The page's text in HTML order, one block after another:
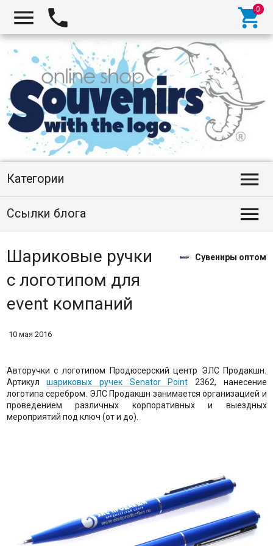
  
Категории 
Ссылки блога 
Шариковые ручки
с логотипом для
event компаний
Сувениры оптом
10 мая 2016
Авторучки с логотипом Продюсерский центр ЭЛС Продакшн.
Артикулшариковых ручек Senator Point 2362, нанесение
логотипа серебром. ЭЛС Продакшн занимается организацией и
проведением различных корпоративных и выездных
мероприятий под ключ (от и до).